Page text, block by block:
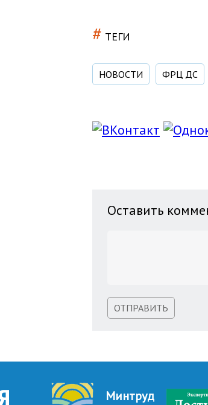
# ТЕГИ
НОВОСТИ ФРЦ ДС
Оставить
ОТПРАВИТЬ
Минтруд